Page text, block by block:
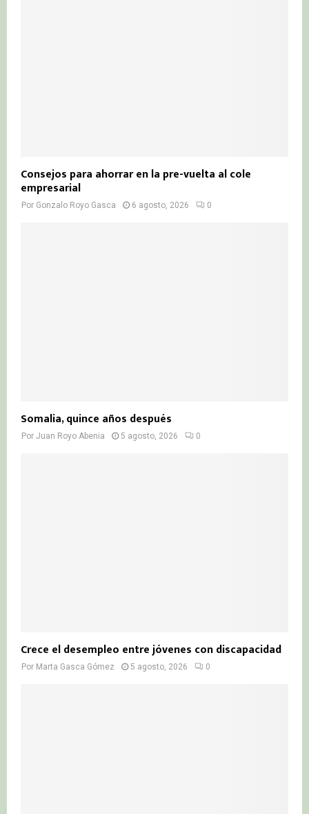
Consejos para ahorrar en la pre-vuelta al cole
empresarial
Por Gonzalo Royo Gasca 6 agosto, 2026 0
Somalia, quince años después
Por Juan Royo Abenia 5 agosto, 2026 0
Crece el desempleo entre jóvenes con discapacidad
Por Marta Gasca Gómez 5 agosto, 2026 0